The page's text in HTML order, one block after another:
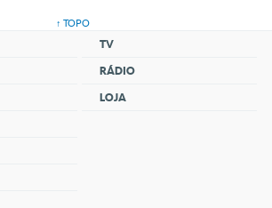
↑ TOPO
TV
RÁDIO
LOJA